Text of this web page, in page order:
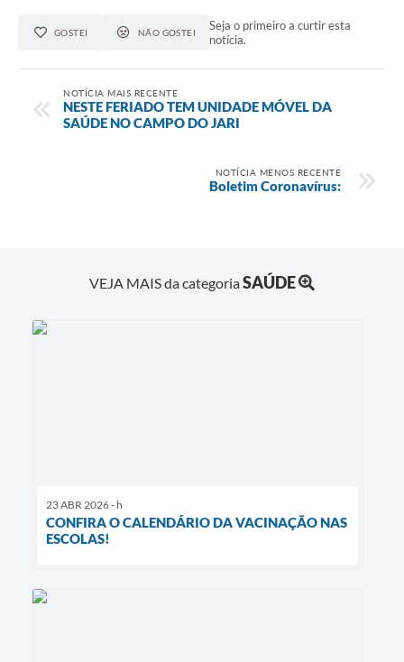
GOSTEI NÃO GOSTEI
Seja o primeiro a curtir esta
notícia.
NOTÍCIA MAIS RECENTE
NESTE FERIADO TEM UNIDADE MÓVEL DA
SAÚDE NO CAMPO DO JARI
NOTÍCIA MENOS RECENTE
Boletim Coronavírus:
VEJA MAIS da categoriaSAÚDE
23 ABR 2026 - h
CONFIRA O CALENDÁRIO DA VACINAÇÃO NAS
ESCOLAS!